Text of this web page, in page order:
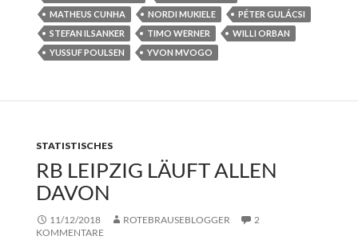
MATHEUS CUNHA
NORDI MUKIELE
PÉTER GULÁCSI
STEFAN ILSANKER
TIMO WERNER
WILLI ORBAN
YUSSUF POULSEN
YVON MVOGO
STATISTISCHES
RB LEIPZIG LÄUFT ALLEN
DAVON
11/12/2018 ROTEBRAUSEBLOGGER
2
KOMMENTARE